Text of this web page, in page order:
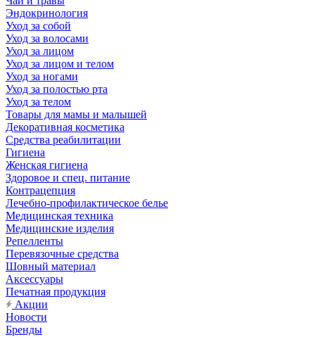
Эндокринология
Уход за собой
Уход за волосами
Уход за лицом
Уход за лицом и телом
Уход за ногами
Уход за полостью рта
Уход за телом
Товары для мамы и малышей
Декоративная косметика
Средства реабилитации
Гигиена
Женская гигиена
Здоровое и спец. питание
Контрацепция
Лечебно-профилактическое белье
Медицинская техника
Медицинские изделия
Репелленты
Перевязочные средства
Шовный материал
Аксессуары
Печатная продукция
Акции
Новости
Бренды